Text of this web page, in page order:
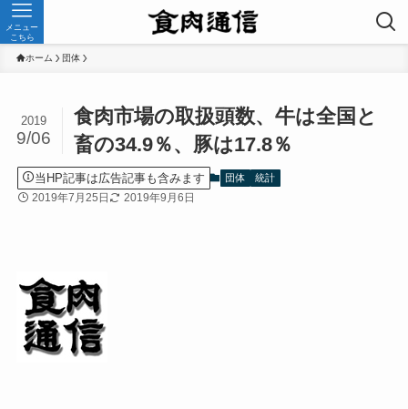
メニュー
こちら
ホーム 団体
食肉市場の取扱頭数、牛は全国と
畜の34.9％、豚は17.8％
2019
9/06
当HP記事は広告記事も含みます 団体 統計
2019年7月25日 2019年9月6日